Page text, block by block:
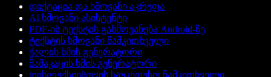
დიქტაცია და ხმოვანი აკრეფა
AI ხმოვანი ასისტენტი
PDF-ის ტექსტის გახმოვანება Android-ზე
ტექსტის ხმოვანი წამკითხველი
ქალის ხმის გენერატორი
მამაკაცის ხმის გენერატორი
დისლექსიისთვის საუკეთესო წამკითხველი